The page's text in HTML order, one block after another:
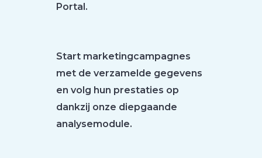
Portal.
Start marketingcampagnes
met de verzamelde gegevens
en volg hun prestaties op
dankzij onze diepgaande
analysemodule.